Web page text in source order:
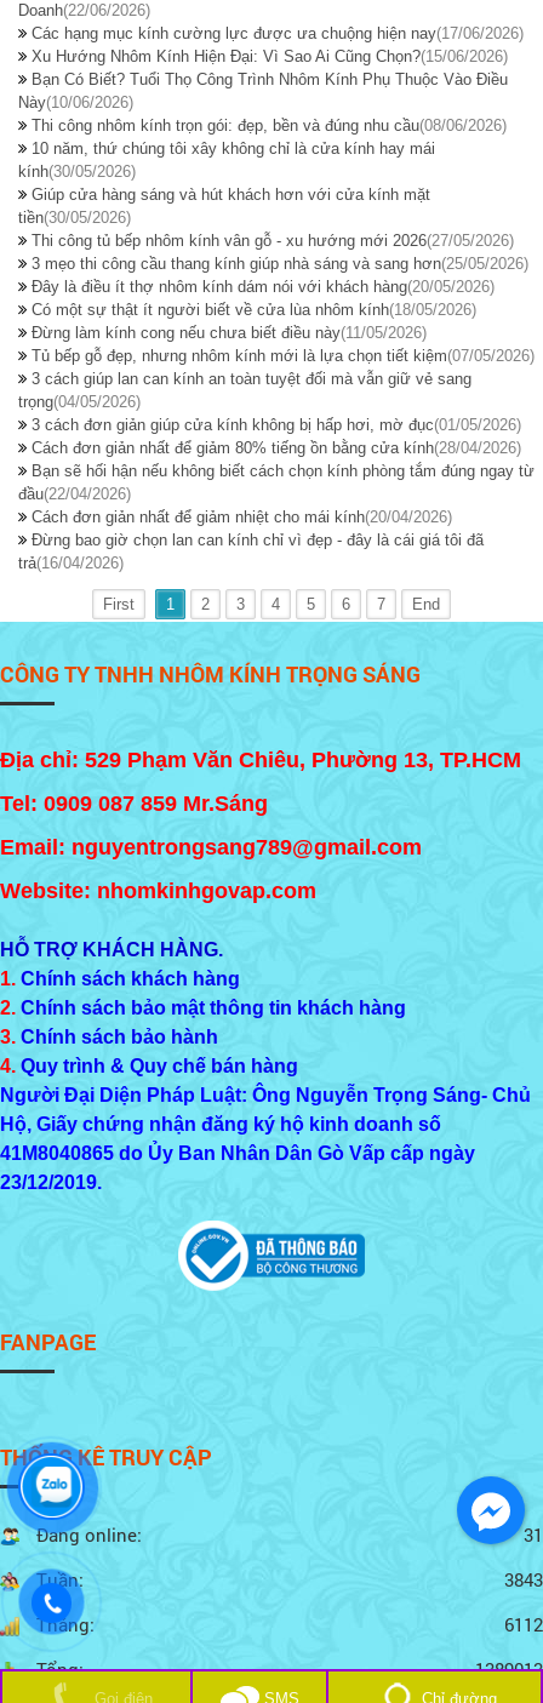
Doanh(22/06/2026)
Các hạng mục kính cường lực được ưa chuộng hiện nay(17/06/2026)
Xu Hướng Nhôm Kính Hiện Đại: Vì Sao Ai Cũng Chọn?(15/06/2026)
Bạn Có Biết? Tuổi Thọ Công Trình Nhôm Kính Phụ Thuộc Vào Điều
Này(10/06/2026)
Thi công nhôm kính trọn gói: đẹp, bền và đúng nhu cầu(08/06/2026)
10 năm, thứ chúng tôi xây không chỉ là cửa kính hay mái
kính(30/05/2026)
Giúp cửa hàng sáng và hút khách hơn với cửa kính mặt
tiền(30/05/2026)
Thi công tủ bếp nhôm kính vân gỗ - xu hướng mới 2026(27/05/2026)
3 mẹo thi công cầu thang kính giúp nhà sáng và sang hơn(25/05/2026)
Đây là điều ít thợ nhôm kính dám nói với khách hàng(20/05/2026)
Có một sự thật ít người biết về cửa lùa nhôm kính(18/05/2026)
Đừng làm kính cong nếu chưa biết điều này(11/05/2026)
Tủ bếp gỗ đẹp, nhưng nhôm kính mới là lựa chọn tiết kiệm(07/05/2026)
3 cách giúp lan can kính an toàn tuyệt đối mà vẫn giữ vẻ sang
trọng(04/05/2026)
3 cách đơn giản giúp cửa kính không bị hấp hơi, mờ đục(01/05/2026)
Cách đơn giản nhất để giảm 80% tiếng ồn bằng cửa kính(28/04/2026)
Bạn sẽ hối hận nếu không biết cách chọn kính phòng tắm đúng ngay từ
đầu(22/04/2026)
Cách đơn giản nhất để giảm nhiệt cho mái kính(20/04/2026)
Đừng bao giờ chọn lan can kính chỉ vì đẹp - đây là cái giá tôi đã
trả(16/04/2026)
First 1 2 3 4 5 6 7 End
CÔNG TY TNHH NHÔM KÍNH TRỌNG SÁNG
Địa chỉ: 529 Phạm Văn Chiêu, Phường 13, TP.HCM
Tel: 0909 087 859 Mr.Sáng
Email: nguyentrongsang789@gmail.com
Website: nhomkinhgovap.com
HỖ TRỢ KHÁCH HÀNG.
1. Chính sách khách hàng
2. Chính sách bảo mật thông tin khách hàng
3. Chính sách bảo hành
4. Quy trình & Quy chế bán hàng
Người Đại Diện Pháp Luật: Ông Nguyễn Trọng Sáng- Chủ
Hộ, Giấy chứng nhận đăng ký hộ kinh doanh số
41M8040865 do Ủy Ban Nhân Dân Gò Vấp cấp ngày
23/12/2019.
FANPAGE
THỐNG KÊ TRUY CẬP
Đang online:
31
Tuần:
3843
Tháng:
6112
Tổng:
1389013
Gọi điện SMS Chỉ đường